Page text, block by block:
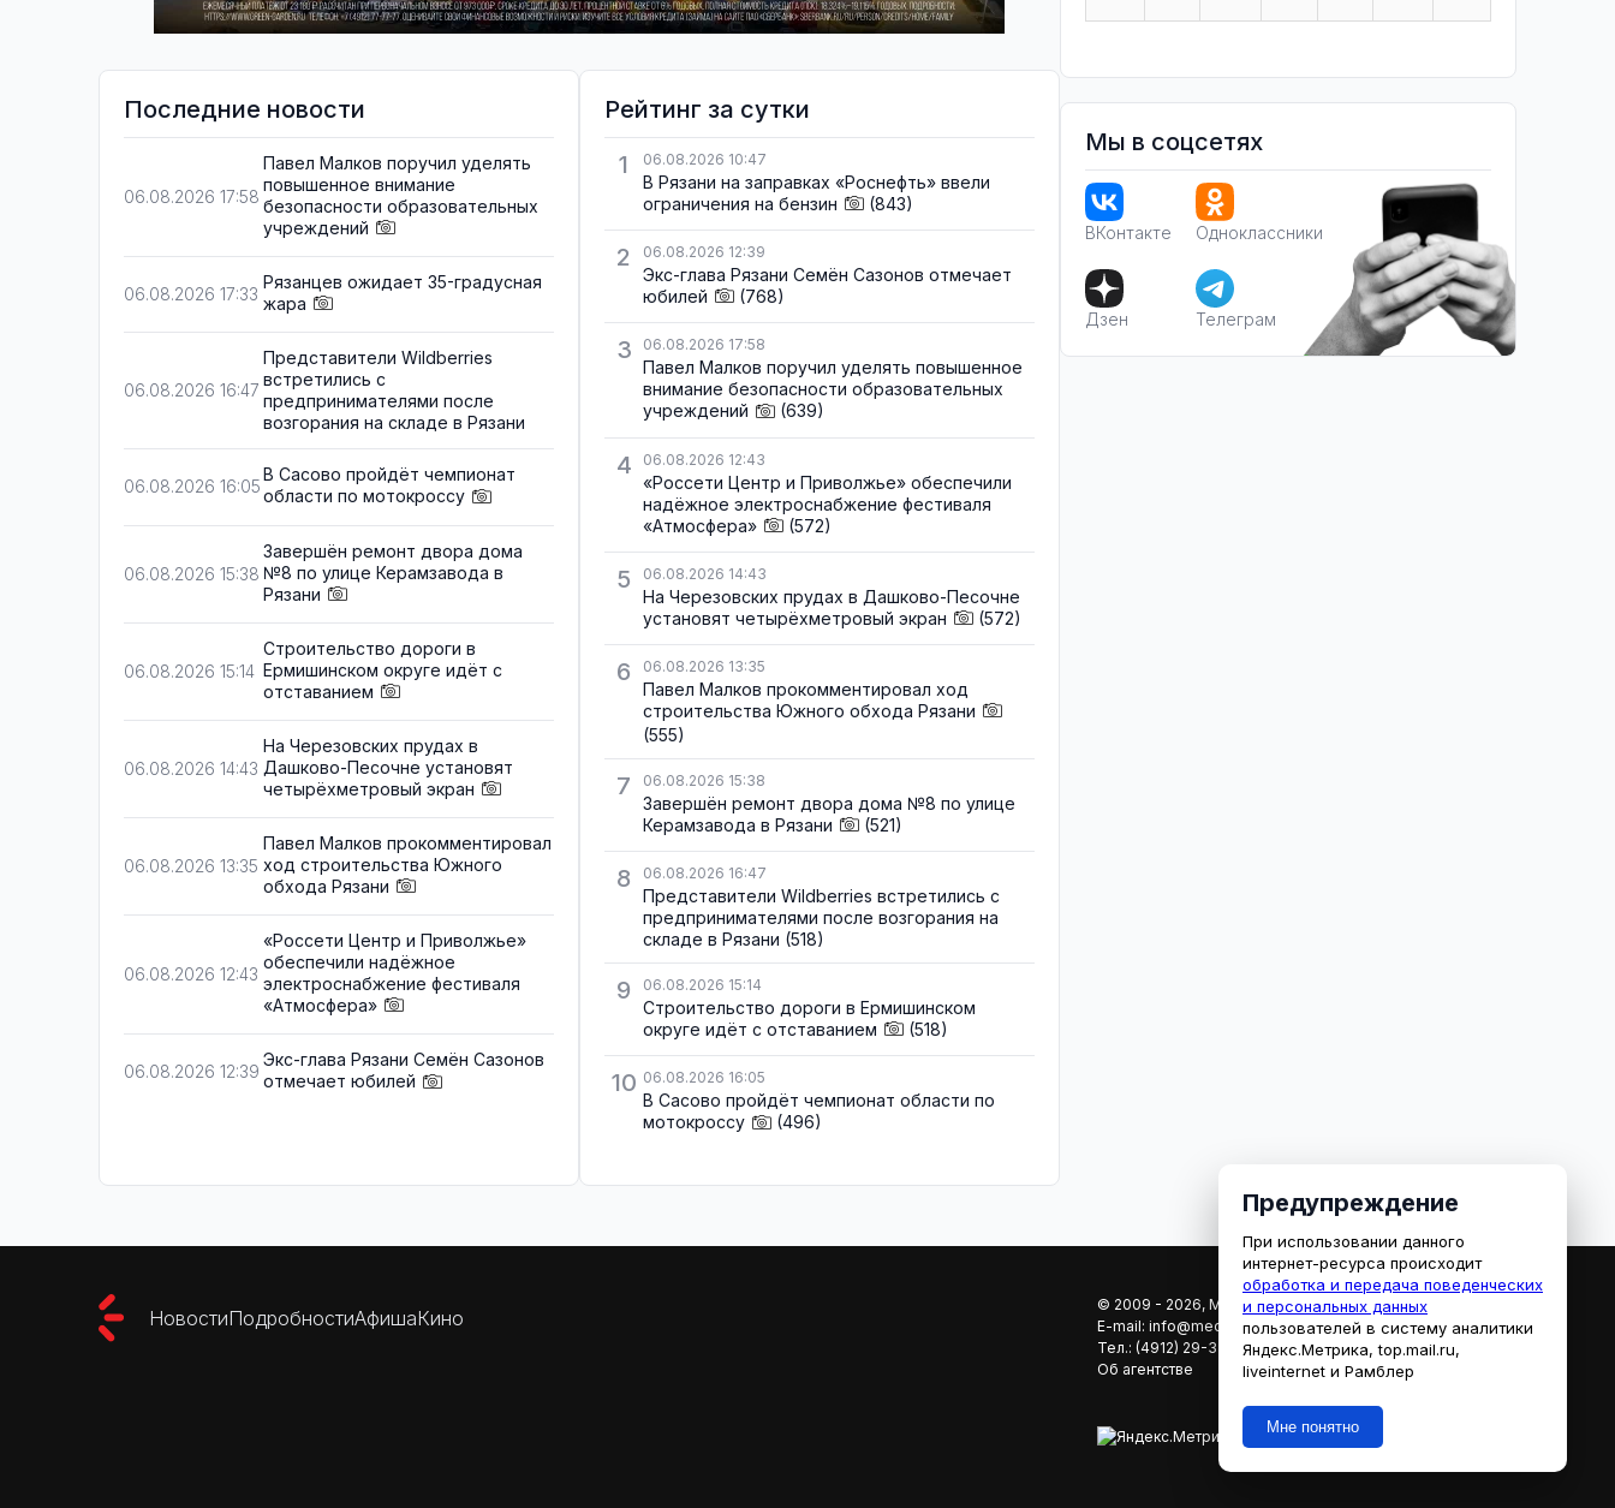
Последние новости
06.08.2026 17:58
Павел Малков поручил уделять
повышенное внимание
безопасности образовательных
учреждений
06.08.2026 17:33
Рязанцев ожидает 35-градусная
жара
06.08.2026 16:47
Представители Wildberries
встретились с
предпринимателями после
возгорания на складе в Рязани
06.08.2026 16:05
В Сасово пройдёт чемпионат
области по мотокроссу
06.08.2026 15:38
Завершён ремонт двора дома
№8 по улице Керамзавода в
Рязани
06.08.2026 15:14
Строительство дороги в
Ермишинском округе идёт с
отставанием
06.08.2026 14:43
На Черезовских прудах в
Дашково-Песочне установят
четырёхметровый экран
06.08.2026 13:35
Павел Малков прокомментировал
ход строительства Южного
обхода Рязани
06.08.2026 12:43
«Россети Центр и Приволжье»
обеспечили надёжное
электроснабжение фестиваля
«Атмосфера»
06.08.2026 12:39
Экс-глава Рязани Семён Сазонов
отмечает юбилей
Рейтинг за сутки
1
06.08.2026 10:47
В Рязани на заправках «Роснефть» ввели
ограничения на бензин
(843)
2 06.08.2026 12:39
Экс-глава Рязани Семён Сазонов отмечает
юбилей
(768)
3 06.08.2026 17:58
Павел Малков поручил уделять повышенное
внимание безопасности образовательных
учреждений
(639)
4 06.08.2026 12:43
«Россети Центр и Приволжье» обеспечили
надёжное электроснабжение фестиваля
«Атмосфера»
(572)
5 06.08.2026 14:43
На Черезовских прудах в Дашково-Песочне
установят четырёхметровый экран
(572)
6 06.08.2026 13:35
Павел Малков прокомментировал ход
строительства Южного обхода Рязани
(555)
7 06.08.2026 15:38
Завершён ремонт двора дома №8 по улице
Керамзавода в Рязани
(521)
8 06.08.2026 16:47
Представители Wildberries встретились с
предпринимателями после возгорания на
складе в Рязани (518)
9 06.08.2026 15:14
Строительство дороги в Ермишинском
округе идёт с отставанием
(518)
10 06.08.2026 16:05
В Сасово пройдёт чемпионат области по
мотокроссу
(496)
Мы в соцсетях
ВКонтакте Одноклассники
Дзен Телеграм
НовостиПодробностиАфишаКино
© 2009 - 2026, МЕДИАРЯЗАНЬ
E-mail: info@mediaryazan.ru, reklama@mediaryazan.ru
Тел.: (4912) 29-33-66
Об агентстве
Предупреждение
При использовании данного
интернет-ресурса происходит
обработка и передача поведенческих
и персональных данных
пользователей в систему аналитики
Яндекс.Метрика, top.mail.ru,
liveinternet и Рамблер
Мне понятно